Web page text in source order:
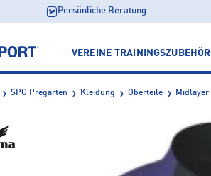
Persönliche Beratung
VEREINE TRAININGSZUBEHÖR
SPG Pregarten Kleidung Oberteile Midlayer